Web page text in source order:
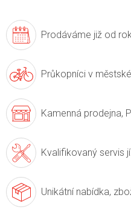
Prodáváme již od
Průkopníci v
Kamenná prodejna,
Kvalifikovaný servis
Unikátní nabídka,